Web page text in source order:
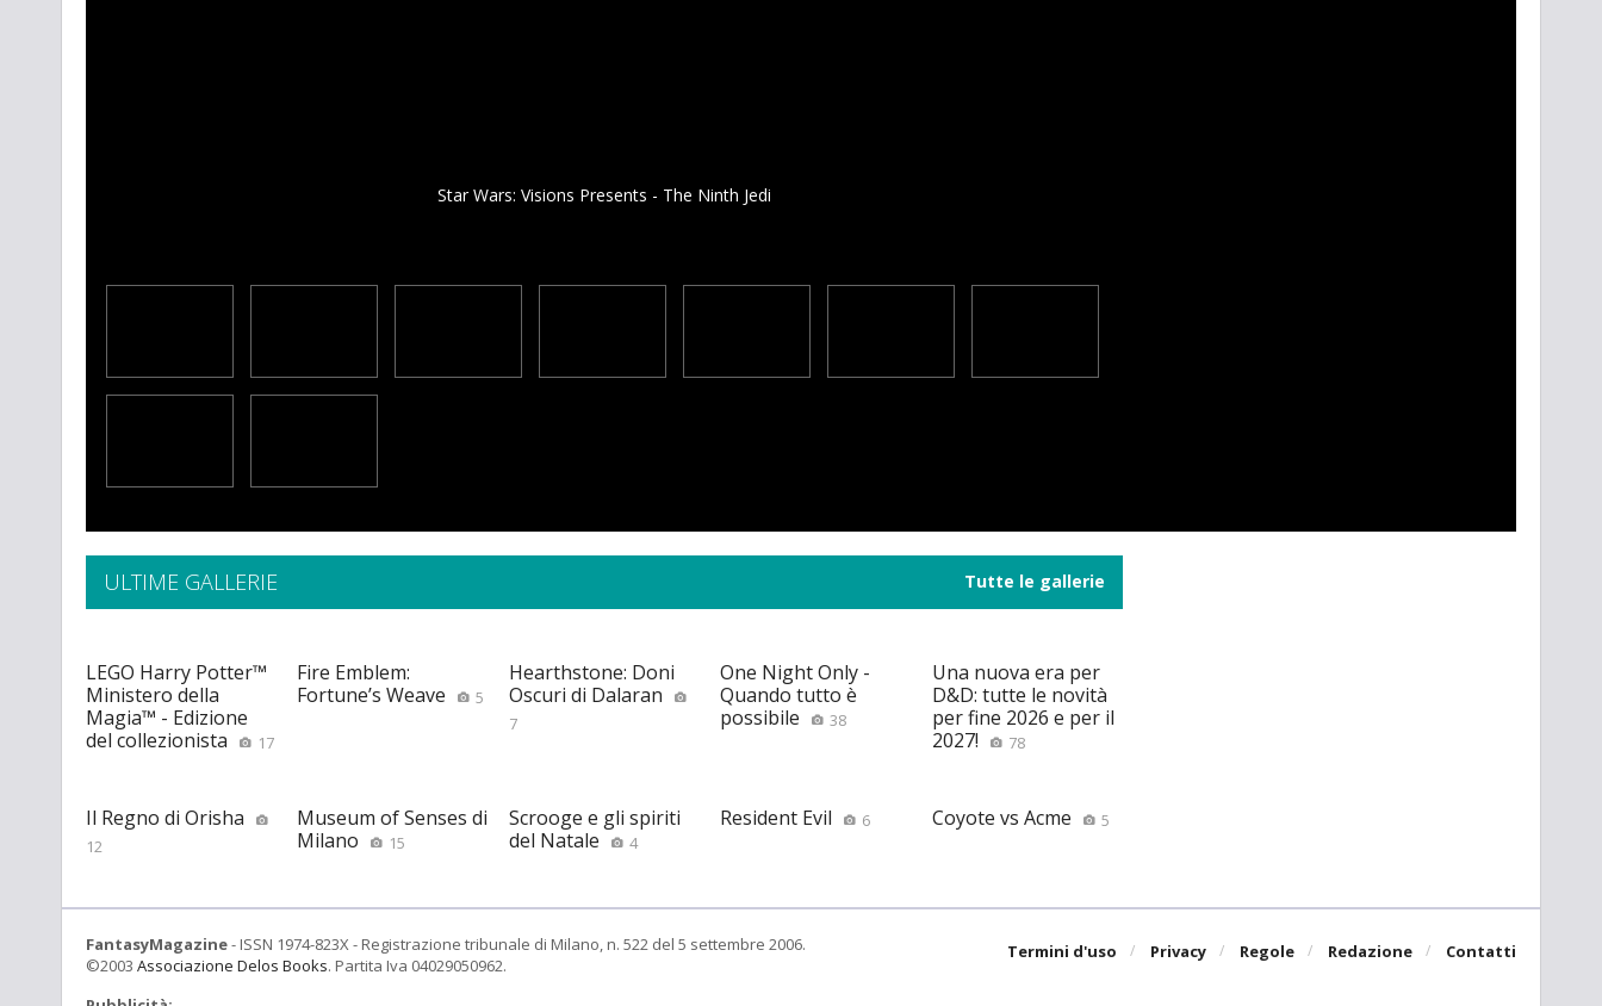
Star Wars: Visions Presents - The Ninth Jedi
ULTIME GALLERIE Tutte le gallerie
LEGO Harry Potter™
Ministero della
Magia™ - Edizione
del collezionista
17
Fire Emblem:
Fortune’s Weave
5
Hearthstone: Doni
Oscuri di Dalaran
7
One Night Only -
Quando tutto è
possibile
38
Una nuova era per
D&D: tutte le novità
per fine 2026 e per il
2027!
78
Il Regno di Orisha
12
Museum of Senses di
Milano
15
Scrooge e gli spiriti
del Natale
4
Resident Evil 6 Coyote vs Acme 5
Termini d'uso Privacy Regole Redazione Contatti
FantasyMagazine- ISSN 1974-823X - Registrazione tribunale di Milano, n. 522 del 5 settembre 2006.
©2003 Associazione Delos Books. Partita Iva 04029050962.